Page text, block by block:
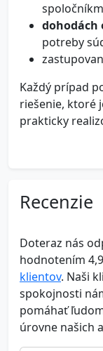
dohodách
potreby
Každý prípad
riešenie, ktoré
prakticky
Recenzie
Doteraz nás
hodnotením
klientov. Naši
spokojnosti
pomáhať
úrovne našich